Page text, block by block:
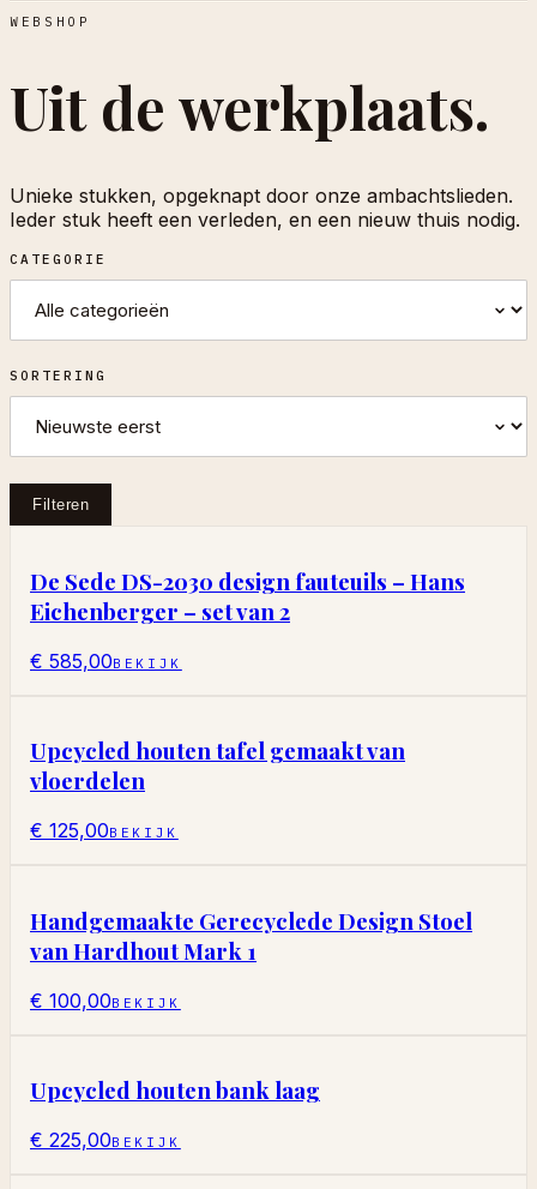
WEBSHOP
Uit de werkplaats.
Unieke stukken, opgeknapt door onze ambachtslieden.
Ieder stuk heeft een verleden, en een nieuw thuis nodig.
CATEGORIE
SORTERING
Filteren
De Sede DS-2030 design fauteuils – Hans
Eichenberger – set van 2
€ 585,00BEKIJK
Upcycled houten tafel gemaakt van
vloerdelen
€ 125,00BEKIJK
Handgemaakte Gerecyclede Design Stoel
van Hardhout Mark 1
€ 100,00BEKIJK
Upcycled houten bank laag
€ 225,00BEKIJK